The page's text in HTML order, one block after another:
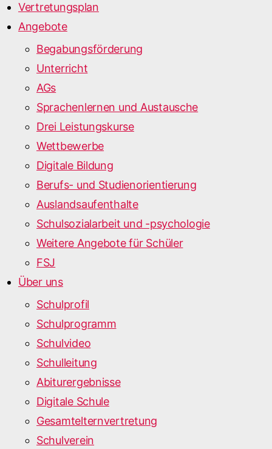
Vertretungsplan
Angebote
Begabungsförderung
Unterricht
AGs
Sprachenlernen und Austausche
Drei Leistungskurse
Wettbewerbe
Digitale Bildung
Berufs- und Studienorientierung
Auslandsaufenthalte
Schulsozialarbeit und -psychologie
Weitere Angebote für Schüler
FSJ
Über uns
Schulprofil
Schulprogramm
Schulvideo
Schulleitung
Abiturergebnisse
Digitale Schule
Gesamtelternvertretung
Schulverein